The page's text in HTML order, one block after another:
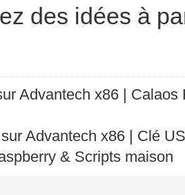
des idées à
Advantech x86 |
Advantech x86 | Clé
& Scripts maison